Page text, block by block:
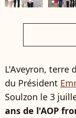
L'Aveyron, terre
du Président
Soulzon le 3
ans de l'AOP